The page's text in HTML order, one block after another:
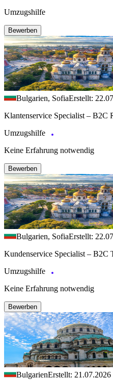
Umzugshilfe
Bewerben
Bulgarien, SofiaErstellt:
Klantenservice Specialist – B2C
Umzugshilfe
Keine Erfahrung notwendig
Bewerben
Bulgarien, SofiaErstellt:
Kundenservice Specialist – B2C
Umzugshilfe
Keine Erfahrung notwendig
Bewerben
BulgarienErstellt: 21.07.2026